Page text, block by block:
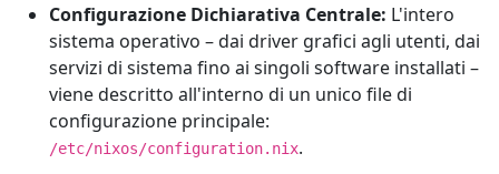
Configurazione Dichiarativa Centrale: L'intero
sistema operativo – dai driver grafici agli utenti, dai
servizi di sistema fino ai singoli software installati –
viene descritto all'interno di un unico file di
configurazione principale:
/etc/nixos/configuration.nix.